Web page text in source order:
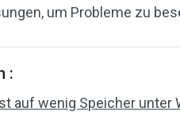
um Probleme zu
:
auf wenig Speicher unter